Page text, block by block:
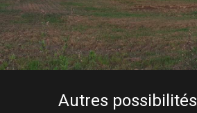
Autres possibilités